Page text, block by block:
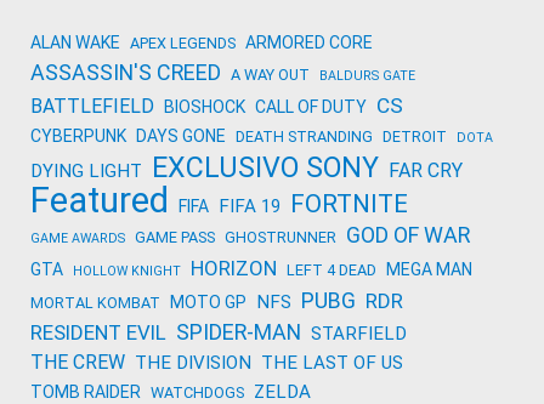
ALAN WAKE APEX LEGENDS ARMORED CORE
ASSASSIN'S CREED A WAY OUT BALDURS GATE
BATTLEFIELD BIOSHOCK CALL OF DUTY CS
CYBERPUNK DAYS GONE DEATH STRANDING DETROIT DOTA
DYING LIGHT EXCLUSIVO SONY FAR CRY
Featured FIFA FIFA 19 FORTNITE
GAME AWARDS GAME PASS GHOSTRUNNER GOD OF WAR
GTA HOLLOW KNIGHT HORIZON LEFT 4 DEAD MEGA MAN
MORTAL KOMBAT MOTO GP NFS PUBG RDR
RESIDENT EVIL SPIDER-MAN STARFIELD
THE CREW THE DIVISION THE LAST OF US
TOMB RAIDER WATCHDOGS ZELDA